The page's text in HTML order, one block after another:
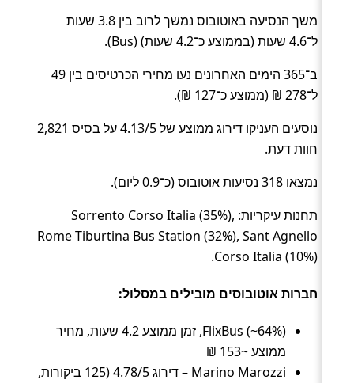
משך הנסיעה באוטובוס נמשך לרוב בין 3.8 שעות
ל־4.6 שעות (בממוצע כ־4.2 שעות) (Bus).
ב־365 הימים האחרונים נעו מחירי הכרטיסים בין 49
ל־278 ₪ (ממוצע כ־127 ₪).
נוסעים העניקו דירוג ממוצע של 4.13/5 על בסיס 2,821
חוות דעת.
נמצאו 318 נסיעות אוטובוס (כ־0.9 ליום).
תחנות עיקריות: Sorrento Corso Italia (35%),
Rome Tiburtina Bus Station (32%), Sant Agnello
Corso Italia (10%).
חברות אוטובוסים מובילים במסלול:
FlixBus (~64%), זמן ממוצע 4.2 שעות, מחיר
ממוצע ~153 ₪
Marino Marozzi – דירוג 4.78/5 (125 ביקורות,